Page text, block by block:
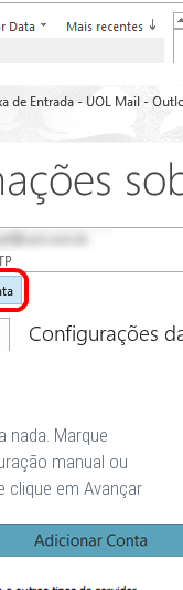
nada. Marque
manual ou
clique em Avançar